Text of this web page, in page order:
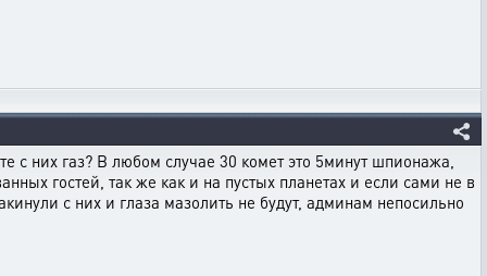
с них газ? В любом случае 30 комет это 5минут шпионажа,
гостей, так же как и на пустых планетах и если сами не в
с них и глаза мазолить не будут, админам непосильно